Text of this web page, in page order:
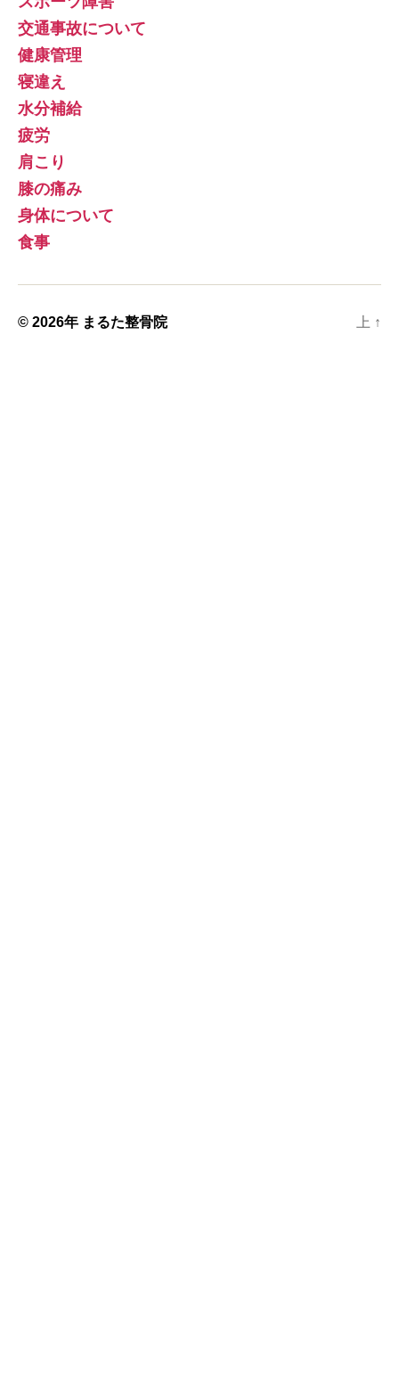
交通事故について
健康管理
寝違え
水分補給
疲労
肩こり
膝の痛み
身体について
食事
© 2026年 まるた整骨院 上 ↑